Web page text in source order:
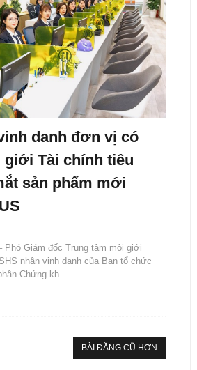
danh đơn vị có
giới Tài chính tiêu
sản phẩm mới
Phó Giám đốc Trung tâm môi giới
nhận vinh danh của Ban tổ chức
Chứng kh...
BÀI ĐĂNG CŨ HƠN